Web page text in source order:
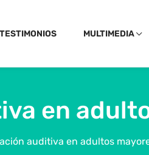
TESTIMONIOS MULTIMEDIA
en
auditiva en adultos